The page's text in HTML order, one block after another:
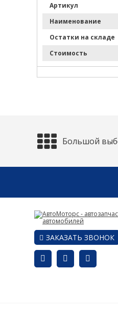
Артикул
Наименование
Остатки на складе
Стоимость
Большой
ЗАКАЗАТЬ ЗВОНОК